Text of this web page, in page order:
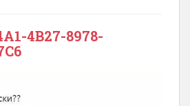
4B27-8978-